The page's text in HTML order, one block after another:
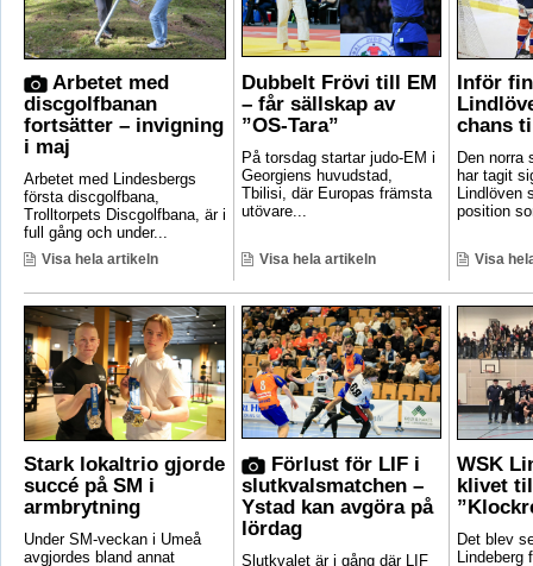
Arbetet med
discgolfbanan
fortsätter – invigning
i maj
Arbetet med Lindesbergs
första discgolfbana,
Trolltorpets Discgolfbana, är i
full gång och under...
Visa hela artikeln
Dubbelt Frövi till EM
– får sällskap av
”OS-Tara”
På torsdag startar judo-EM i
Georgiens huvudstad,
Tbilisi, där Europas främsta
utövare...
Visa hela artikeln
Inför
chans
Den norra
har tagit
Lindlöven
position
Visa
Stark lokaltrio gjorde
succé på SM i
armbrytning
Under SM-veckan i Umeå
avgjordes bland annat
Förlust för LIF i
slutkvalsmatchen –
Ystad kan avgöra på
lördag
Slutkvalet är i gång där LIF
WSK
klivet
Det blev
Lindeberg